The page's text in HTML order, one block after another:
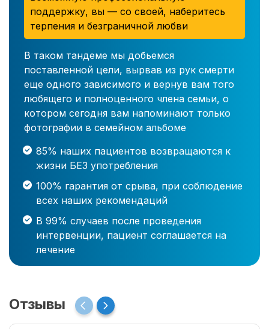
поддержку, вы — со своей, наберитесь
терпения и безграничной любви
В таком тандеме мы добьемся
поставленной цели, вырвав из рук смерти
еще одного зависимого и вернув вам того
любящего и полноценного члена семьи, о
котором сегодня вам напоминают только
фотографии в семейном альбоме
85% наших пациентов возвращаются к
жизни БЕЗ употребления
100% гарантия от срыва, при соблюдение
всех наших рекомендаций
В 99% случаев после проведения
интервенции, пациент соглашается на
лечение
Отзывы